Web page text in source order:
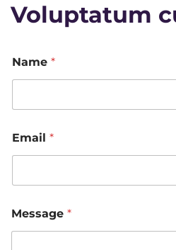
Voluptatum
*
N
m
Name *
Email *
Message *